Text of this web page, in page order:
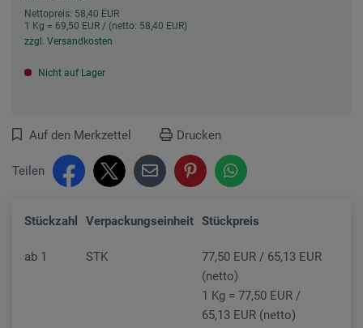
Nettopreis: 58,40 EUR
1 Kg = 69,50 EUR / (netto: 58,40 EUR)
zzgl. Versandkosten
Nicht auf Lager
Auf den Merkzettel Drucken
Teilen
Stückzahl Verpackungseinheit Stückpreis
ab 1 STK
77,50 EUR / 65,13 EUR
(netto)
1 Kg = 77,50 EUR /
65,13 EUR (netto)